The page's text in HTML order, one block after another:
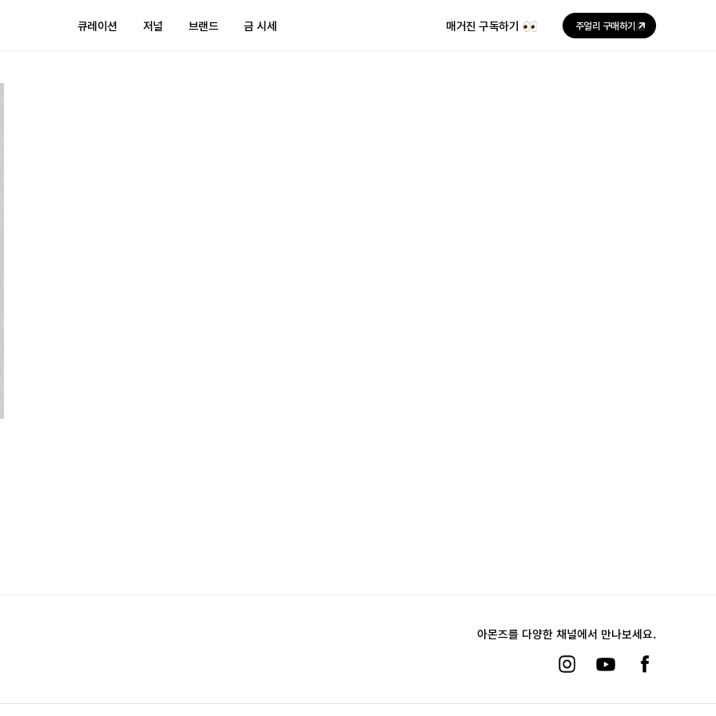
큐레이션
저널 브랜드 금 시세 매거진 구독하기 주얼리 구매하기
아몬즈를 다양한 채널에서 만나보세요.